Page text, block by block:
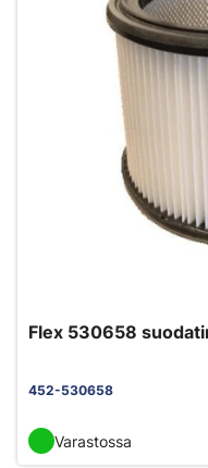
Flex 530658
452-530658
Varastossa